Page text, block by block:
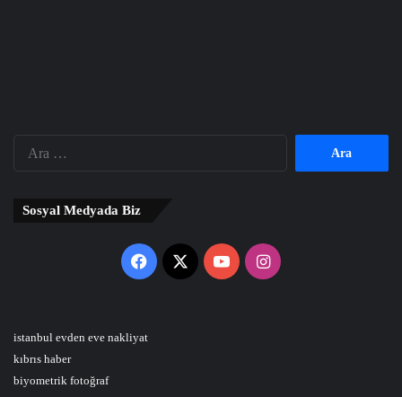
Sosyal Medyada Biz
Facebook
X YouTubeInstagram
istanbul evden eve nakliyat
kıbrıs haber
biyometrik fotoğraf